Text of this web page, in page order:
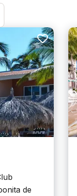
de